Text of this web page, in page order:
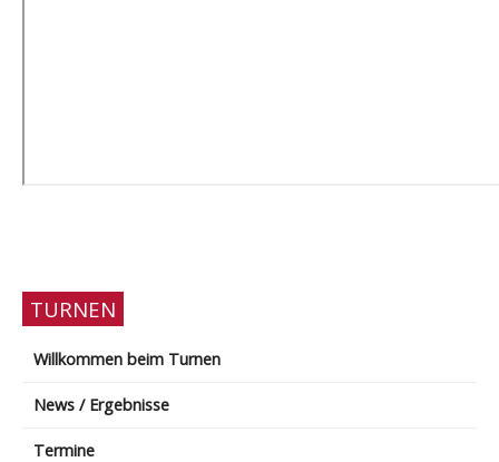
TURNEN
Willkommen beim Turnen
News / Ergebnisse
Termine